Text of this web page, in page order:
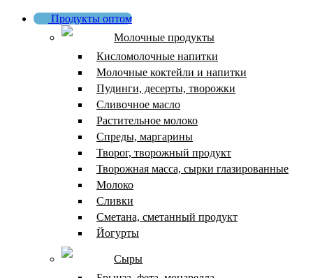
Продукты оптом
Молочные продукты
Кисломолочные напитки
Молочные коктейли и напитки
Пудинги, десерты, творожки
Сливочное масло
Растительное молоко
Спреды, маргарины
Творог, творожный продукт
Творожная масса, сырки глазированные
Молоко
Сливки
Сметана, сметанный продукт
Йогурты
Сыры